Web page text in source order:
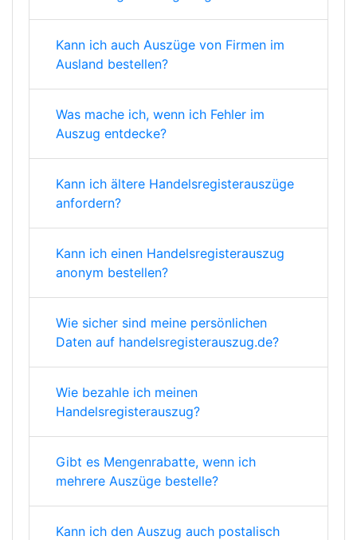
Kann ich auch Auszüge von Firmen im
Ausland bestellen?
Was mache ich, wenn ich Fehler im
Auszug entdecke?
Kann ich ältere Handelsregisterauszüge
anfordern?
Kann ich einen Handelsregisterauszug
anonym bestellen?
Wie sicher sind meine persönlichen
Daten auf handelsregisterauszug.de?
Wie bezahle ich meinen
Handelsregisterauszug?
Gibt es Mengenrabatte, wenn ich
mehrere Auszüge bestelle?
Kann ich den Auszug auch postalisch